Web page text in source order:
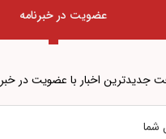
عضویت در خبرنامه
جدیدترین اخبار با عضویت در